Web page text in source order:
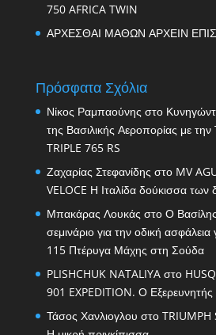
750 AFRICA TWIN
ΑΡΧΕΣΘΑΙ ΜΑΘΩΝ ΑΡΧΕΙΝ
Πρόσφατα Σχόλια
Νίκος Ραμπαούνης στο
της Βασιλικής Αεροπορίας με
TRIPLE 765 RS
Ζαχαρίας Στεφανίδης στο MV
VELOCE Η Ιταλίδα δούκισσα
Μπακάρας Λουκάς στο Ο
σεμινάριο για την οδική ασφάλεια
115 Πτέρυγα Μάχης στη Σούδα
PLISHCHUK NATALIYAστο
901 EXPEDITION. Ο
Τάσος Χανλιογλου στο TRIUMPH